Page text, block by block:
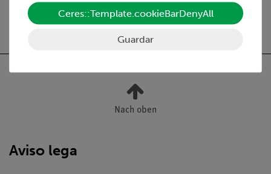
Envío gratuito a partir de 300,- €.
Nach oben
Aviso lega
Ceres::Template.cookieBarDenyAll
Guardar